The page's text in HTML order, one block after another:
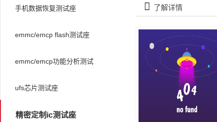
󰀡 了解详情
手机数据恢复测试座
emmc/emcp flash测试座
emmc/emcp功能分析测试
ufs芯片测试座
精密定制ic测试座